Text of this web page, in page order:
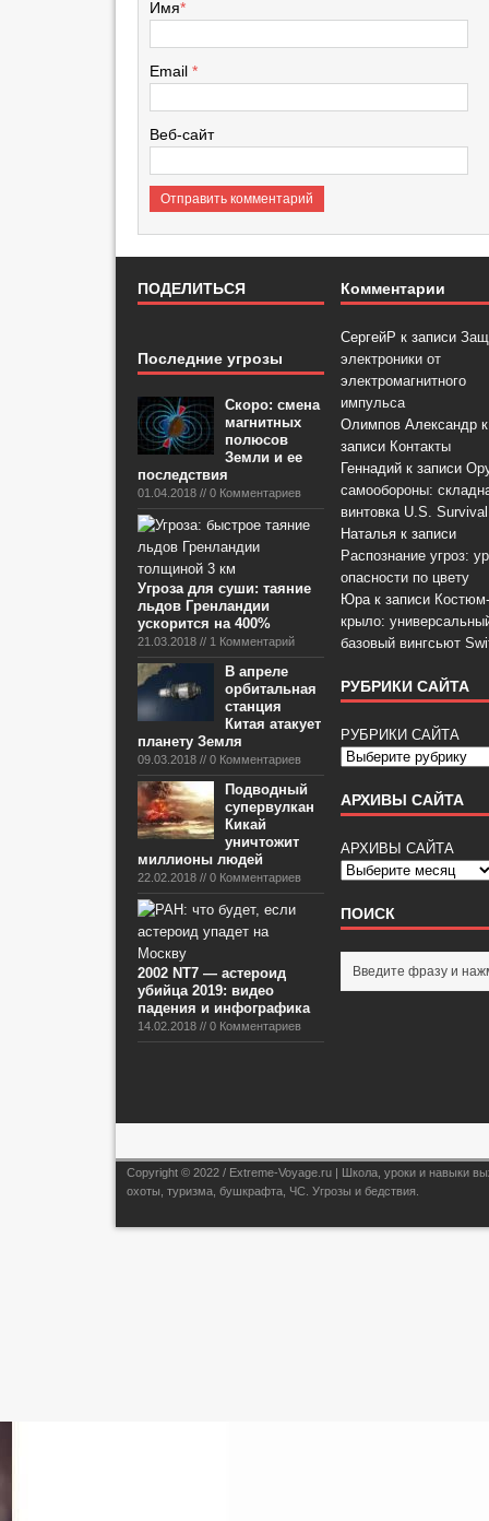
Имя*
Email *
Веб-сайт
ПОДЕЛИТЬСЯ
Последние угрозы
Скоро: смена
магнитных
полюсов
Земли и ее
последствия
01.04.2018 // 0 Комментариев
Угроза для суши: таяние
льдов Гренландии
ускорится на 400%
21.03.2018 // 1 Комментарий
В апреле
орбитальная
станция
Китая атакует
планету Земля
09.03.2018 // 0 Комментариев
Подводный
супервулкан
Кикай
уничтожит
миллионы людей
22.02.2018 // 0 Комментариев
2002 NT7 — астероид
убийца 2019: видео
падения и инфографика
14.02.2018 // 0 Комментариев
Комментарии
СергейР к записи
электроники от
электромагнитного
импульса
Олимпов Александрк
записи Контакты
Геннадийк записи
самообороны:
винтовка U.S.
Натальяк записи
Распознание угроз:
опасности по цвету
Юрак записи Костюм-
крыло:
базовый вингсьют
РУБРИКИ САЙТА
РУБРИКИ САЙТА
АРХИВЫ САЙТА
АРХИВЫ САЙТА
ПОИСК
Copyright © 2022 / Extreme-Voyage.ru | Школа, уроки и навыки
охоты, туризма, бушкрафта, ЧС. Угрозы и бедствия.